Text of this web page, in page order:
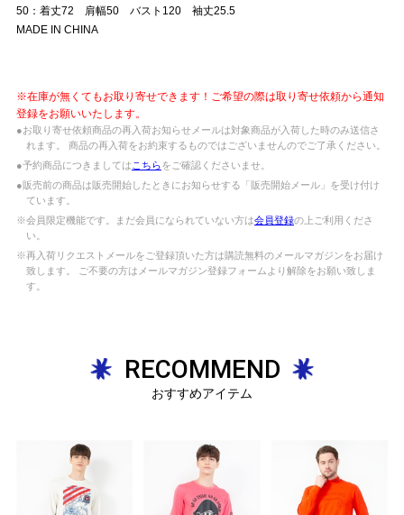
50：着丈72 肩幅50 バスト120 袖丈25.5
MADE IN CHINA
※在庫が無くてもお取り寄せできます！ご希望の際は取り寄せ依頼から通知
登録をお願いいたします。
●お取り寄せ依頼商品の再入荷お知らせメールは対象商品が入荷した時のみ送信さ
れます。 商品の再入荷をお約束するものではございませんのでご了承ください。
●予約商品につきましては こちらをご確認くださいませ。
●販売前の商品は販売開始したときにお知らせする「販売開始メール」を受け付け
ています。
※会員限定機能です。まだ会員になられていない方は会員登録の上ご利用くださ
い。
※再入荷リクエストメールをご登録頂いた方は購読無料のメールマガジンをお届け
致します。 ご不要の方はメールマガジン登録フォームより解除をお願い致しま
す。
RECOMMEND
おすすめアイテム